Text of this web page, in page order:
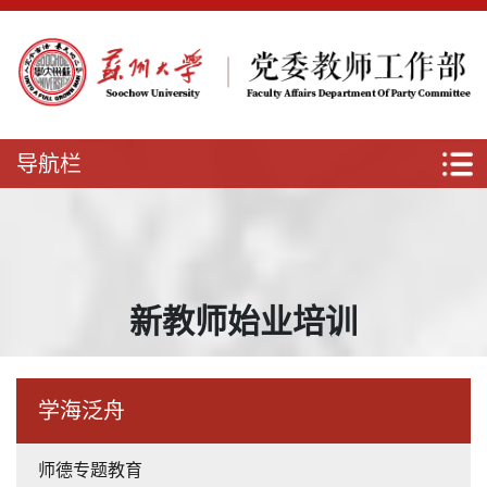
新教师始业培训
导航栏
学海泛舟
师德专题教育